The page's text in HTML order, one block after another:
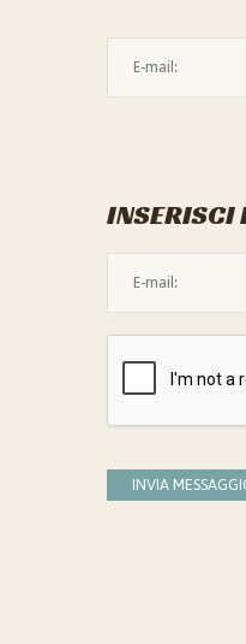
INSERISCI
INVIA